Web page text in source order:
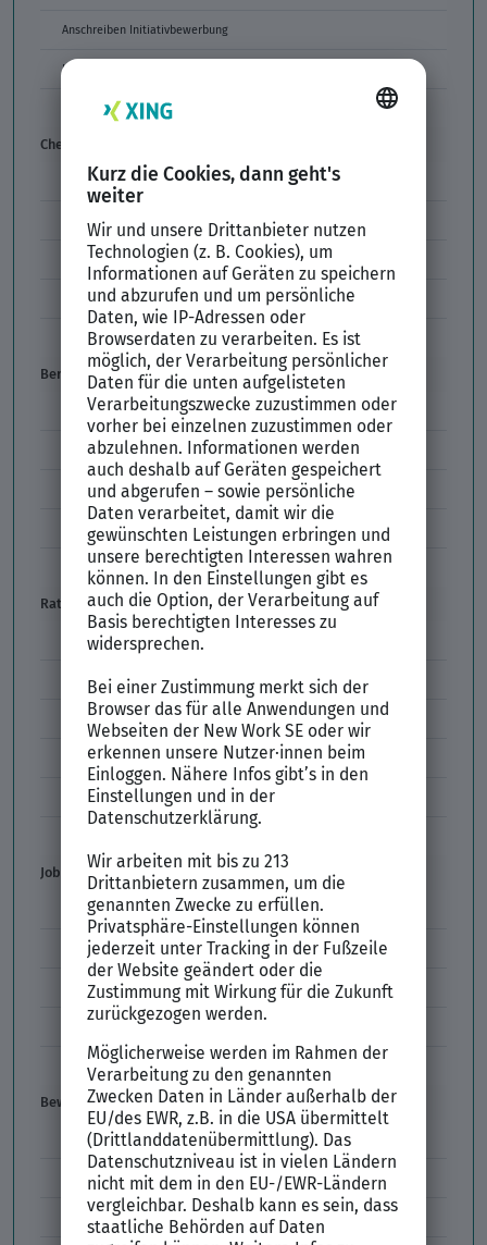
Anschreiben Initiativbewerbung
Häufigste Fehler im Anschreiben
Motivationsschreiben „Dritte Seite“
Checklisten
Arbeitsvertrag
Bewerbungsunterlagen
Initiativbewerbung
Qualifiziertes Arbeitszeugnis
Fragen im Vorstellungsgespräch
Berufliche Orientierung
Ausbildung
Studium
Duales Studium
Praktikum
Auslandspraktikum
Ratgeber
Arbeitszeiten
Arbeitszeitmodelle
Formulierungen im Arbeitszeugnis
Unzulässige Codes Arbeitszeugnis
Unbefristeter Arbeitsvertrag
Job & Karriere
Arbeitsvertrag
Codes im Arbeitszeugnis
Kündigung
Einstiegsgehalt
Gehaltswunsch
Bewerbung
E-Mail-Bewerbung
Anlagen und Zeugnisse
Initiativbewerbung